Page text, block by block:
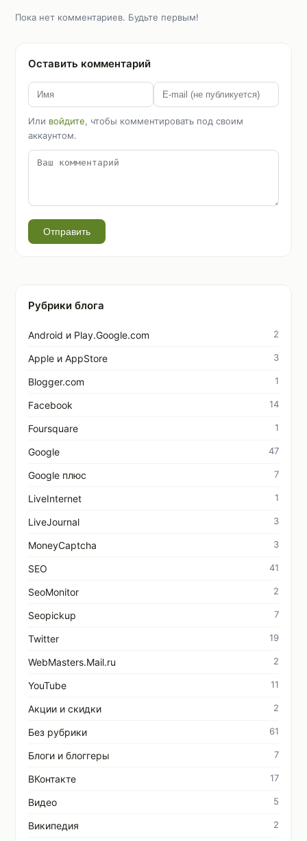
Пока нет комментариев. Будьте первым!
Оставить комментарий
Или войдите, чтобы комментировать под своим
аккаунтом.
Отправить
Рубрики блога
Android и Play.Google.com 2
Apple и AppStore 3
Blogger.com 1
Facebook 14
Foursquare 1
Google 47
Google плюс 7
LiveInternet 1
LiveJournal 3
MoneyCaptcha 3
SEO 41
SeoMonitor 2
Seopickup 7
Twitter 19
WebMasters.Mail.ru 2
YouTube 11
Акции и скидки 2
Без рубрики 61
Блоги и блоггеры 7
ВКонтакте 17
Видео 5
Википедия 2